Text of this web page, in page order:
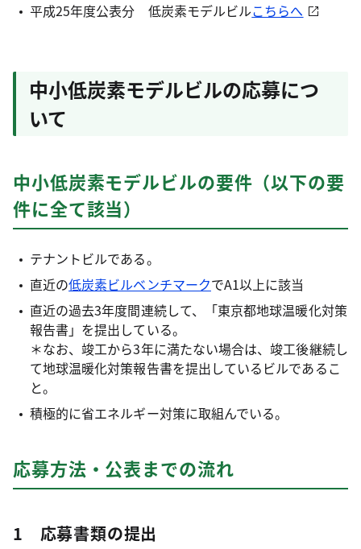
平成25年度公表分 低炭素モデルビルこちらへ
中小低炭素モデルビルの応募につ
いて
中小低炭素モデルビルの要件（以下の要
件に全て該当）
テナントビルである。
直近の低炭素ビルベンチマークでA1以上に該当
直近の過去3年度間連続して、「東京都地球温暖化対策
報告書」を提出している。
＊なお、竣工から3年に満たない場合は、竣工後継続し
て地球温暖化対策報告書を提出しているビルであるこ
と。
積極的に省エネルギー対策に取組んでいる。
応募方法・公表までの流れ
1 応募書類の提出